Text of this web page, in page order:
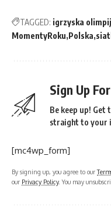
TAGGED: igrzyska
MomentyRoku Polska
Sign Up
Be keep up! Get
straight to your
[mc4wp_form]
By signing up, you agree to our
our Privacy Policy. You may